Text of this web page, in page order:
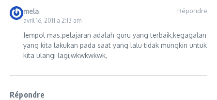
mela
avril 16, 2011 a 2:13 am
Répondre
Jempol mas.pelajaran adalah guru yang terbaik,kegagalan
yang kita lakukan pada saat yang lalu tidak mungkin untuk
kita ulangi lagi,wkwkwkwk,
Répondre